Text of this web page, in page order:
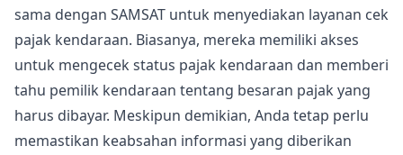
sama dengan SAMSAT untuk menyediakan layanan cek
pajak kendaraan. Biasanya, mereka memiliki akses
untuk mengecek status pajak kendaraan dan memberi
tahu pemilik kendaraan tentang besaran pajak yang
harus dibayar. Meskipun demikian, Anda tetap perlu
memastikan keabsahan informasi yang diberikan